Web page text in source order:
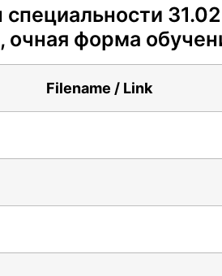
очная форма
Filename / Link